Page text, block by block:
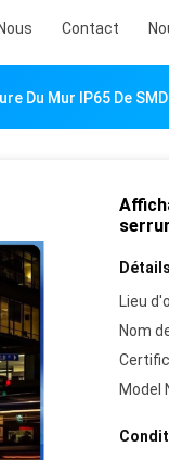
Contact
Du Mur IP65 De
Lieu
Nom
Model